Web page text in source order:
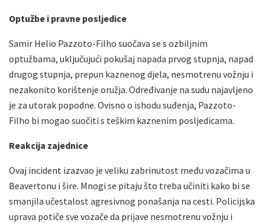
Optužbe i pravne posljedice
Samir Helio Pazzoto-Filho suočava se s ozbiljnim
optužbama, uključujući pokušaj napada prvog stupnja, napad
drugog stupnja, prepun kaznenog djela, nesmotrenu vožnju i
nezakonito korištenje oružja. Određivanje na sudu najavljeno
je za utorak popodne. Ovisno o ishodu suđenja, Pazzoto-
Filho bi mogao suočiti s teškim kaznenim posljedicama.
Reakcija zajednice
Ovaj incident izazvao je veliku zabrinutost među vozačima u
Beavertonu i šire. Mnogi se pitaju što treba učiniti kako bi se
smanjila učestalost agresivnog ponašanja na cesti. Policijska
uprava potiče sve vozače da prijave nesmotrenu vožnju i